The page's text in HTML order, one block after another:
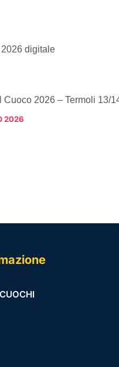
2026 digitale
Cuoco 2026 – Termoli 13/
2026